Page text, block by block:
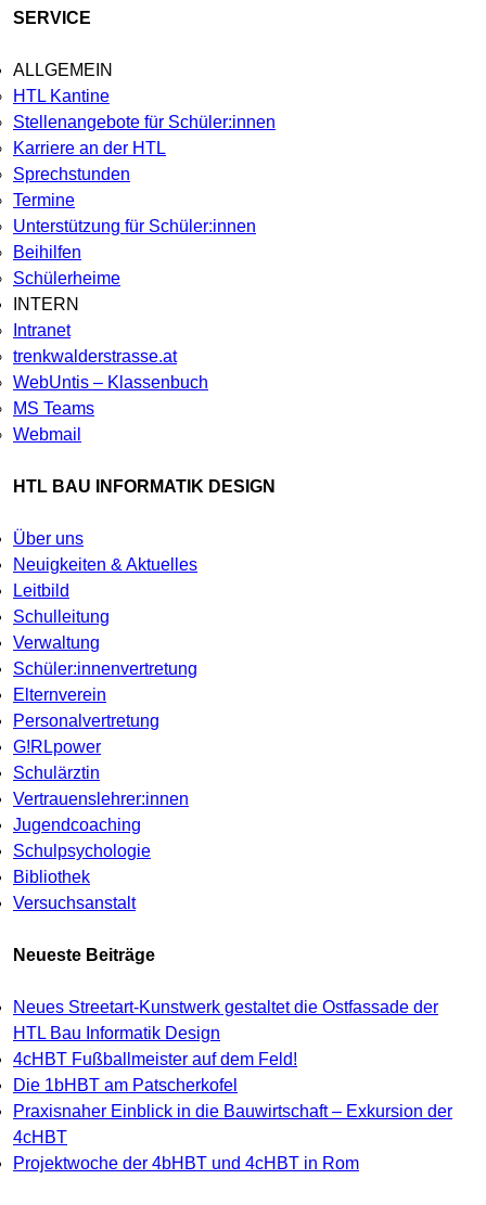
SERVICE
ALLGEMEIN
HTL Kantine
Stellenangebote für Schüler:innen
Karriere an der HTL
Sprechstunden
Termine
Unterstützung für Schüler:innen
Beihilfen
Schülerheime
INTERN
Intranet
trenkwalderstrasse.at
WebUntis – Klassenbuch
MS Teams
Webmail
HTL BAU INFORMATIK DESIGN
Über uns
Neuigkeiten & Aktuelles
Leitbild
Schulleitung
Verwaltung
Schüler:innenvertretung
Elternverein
Personalvertretung
G!RLpower
Schulärztin
Vertrauenslehrer:innen
Jugendcoaching
Schulpsychologie
Bibliothek
Versuchsanstalt
Neueste Beiträge
Neues Streetart-Kunstwerk gestaltet die Ostfassade der
HTL Bau Informatik Design
4cHBT Fußballmeister auf dem Feld!
Die 1bHBT am Patscherkofel
Praxisnaher Einblick in die Bauwirtschaft – Exkursion der
4cHBT
Projektwoche der 4bHBT und 4cHBT in Rom